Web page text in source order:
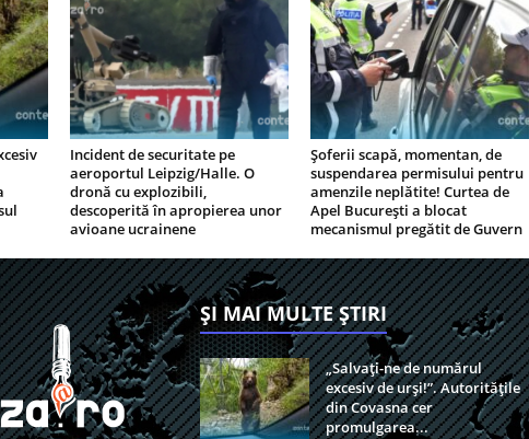
Incident de securitate pe
aeroportul Leipzig/Halle. O
dronă cu explozibili,
descoperită în apropierea unor
avioane ucrainene
Șoferii scapă, momentan, de
suspendarea permisului pentru
amenzile neplătite! Curtea de
Apel București a blocat
mecanismul pregătit de Guvern
ȘI MAI MULTE ȘTIRI
„Salvați-ne de numărul
excesiv de urși!”. Autoritățile
din Covasna cer
promulgarea...